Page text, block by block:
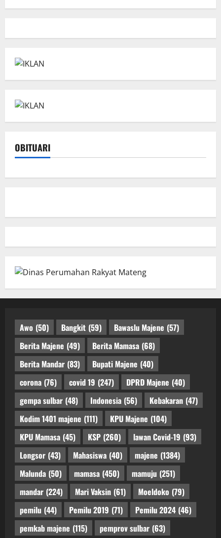
OBITUARI
Awo (50) Bangkit (59) Bawaslu Majene (57)
Berita Majene (49) Berita Mamasa (68)
Berita Mandar (83) Bupati Majene (40)
corona (76) covid 19 (247) DPRD Majene (40)
gempa sulbar (48) Indonesia (56) Kebakaran (47)
Kodim 1401 majene (111) KPU Majene (104)
KPU Mamasa (45) KSP (260) lawan Covid-19 (93)
Longsor (43) Mahasiswa (40) majene (1384)
Malunda (50) mamasa (450) mamuju (251)
mandar (224) Mari Vaksin (61) Moeldoko (79)
pemilu (44) Pemilu 2019 (71) Pemilu 2024 (46)
pemkab majene (115) pemprov sulbar (63)